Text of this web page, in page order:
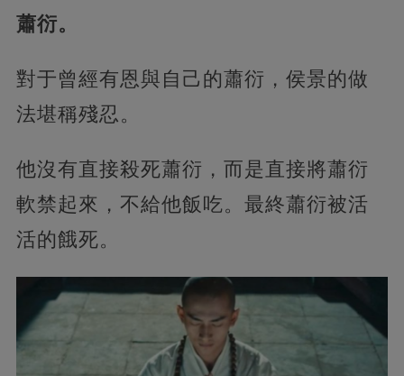
蕭衍。
對于曾經有恩與自己的蕭衍，侯景的做
法堪稱殘忍。
他沒有直接殺死蕭衍，而是直接將蕭衍
軟禁起來，不給他飯吃。最終蕭衍被活
活的餓死。